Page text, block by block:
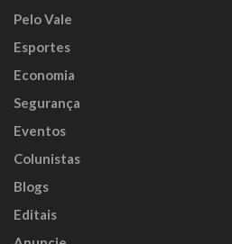
Pelo Vale
Esportes
Economia
Segurança
Eventos
Colunistas
Blogs
Editais